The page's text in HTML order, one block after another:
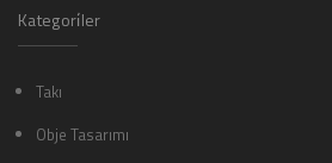
Kategori̇ler
Takı
Obje Tasarımı